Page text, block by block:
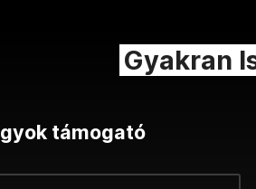
Gyakran
támogató